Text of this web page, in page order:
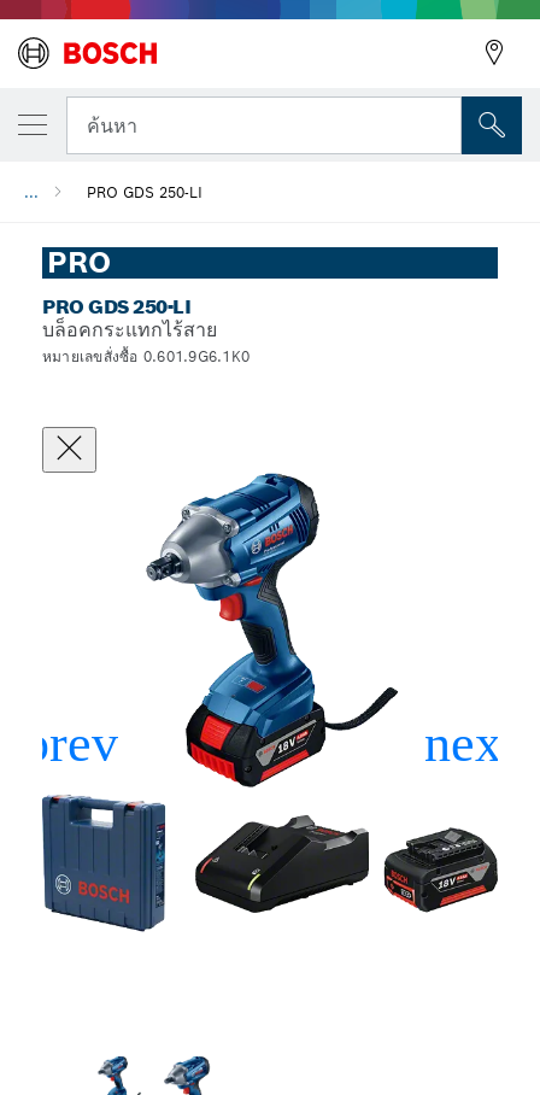
ค้นหา
... PRO GDS 250-LI
PRO
PRO GDS 250-LI
บล็อคกระแทกไร้สาย
หมายเลขสั่งซื้อ 0.601.9G6.1K0